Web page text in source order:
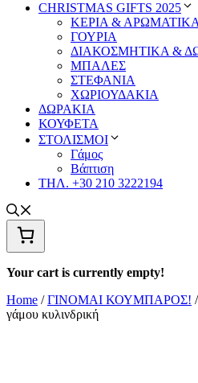
CHRISTMAS GIFTS 2025
ΚΕΡΙΑ & ΑΡΩΜΑΤΙΚΑ
ΓΟΥΡΙΑ
ΔΙΑΚΟΣΜΗΤΙΚΑ &
ΜΠΑΛΕΣ
ΣΤΕΦΑΝΙΑ
ΧΩΡΙΟΥΔΑΚΙΑ
ΔΩΡΑΚΙΑ
ΚΟΥΦΕΤΑ
ΣΤΟΛΙΣΜΟΙ
Γάμος
Βάπτιση
ΤΗΛ. +30 210 3222194
Your cart is currently empty!
Home /ΓΙΝΟΜΑΙ ΚΟΥΜΠΑΡΟΣ! /
γάμου κυλινδρική